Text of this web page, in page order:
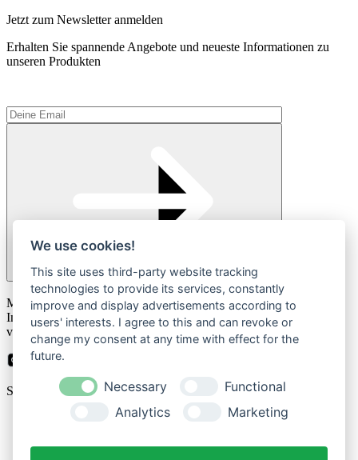
Jetzt zum Newsletter anmelden
Erhalten Sie spannende Angebote und neueste Informationen zu
unseren Produkten
Please
leave
this
field
empty.
Mit der Anmeldung zum Newsletter stimmen Sie zu, dass wir Ihre
Informationen im Rahmen unsererDatenschutzbestimmungen
verarbeiten.
Sicher bezahlen mit
Impressum
We use cookies!
This site uses third-party website tracking
technologies to provide its services, constantly
improve and display advertisements according to
users' interests. I agree to this and can revoke or
change my consent at any time with effect for the
future.
Necessary
Functional
Analytics
Marketing